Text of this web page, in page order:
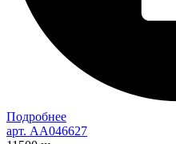
Подробнее
арт. AA046627